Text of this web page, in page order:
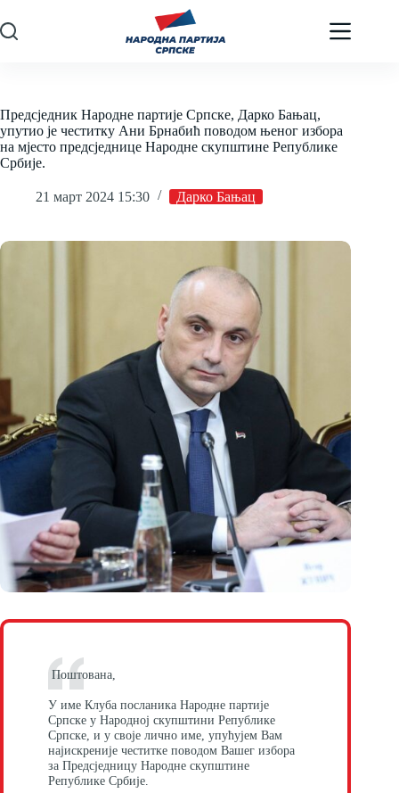
to
content
Предсједник Народне партије Српске, Дарко Бањац,
упутио је честитку Ани Брнабић поводом њеног избора
на мjесто предсједнице Народне скупштине Републике
Србије.
21 март 2024 15:30 Дарко Бањац
Поштована,
У име Клуба посланика Народне партије
Српске у Народној скупштини Републике
Српске, и у своје лично име, упућујем Вам
најискреније честитке поводом Вашег избора
за Предсједницу Народне скупштине
Републике Србије.